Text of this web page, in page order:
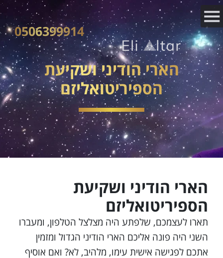
0506399914
הארי הודיני ושקיעת
הספיריטואליזם
הארי הודיני ושקיעת
הספיריטואליזם
תארו לעצמכם, שלפתע היה מצלצל הטלפון, ומעברו
השני היה פונה אליכם הארי הודיני הגדול ומזמין
אתכם לפגישה אישית עימו, מלהיב, לא? ואם אוסיף